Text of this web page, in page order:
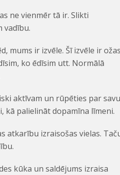
ne vienmēr tā ir. Slikti
vadību.
mums ir izvēle. Šī izvēle ir ožas
ko ēdīsim utt. Normālā
aktīvam un rūpēties par savu
kā palielināt dopamīna līmeni.
atkarību izraisošas vielas.
kūka un saldējums izraisa